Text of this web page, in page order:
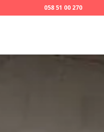
058 51 00 270